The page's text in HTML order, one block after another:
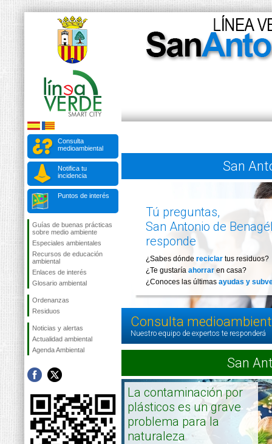
Consulta
medioambiental
Notifica tu
incidencia
Puntos de interés
Guías de buenas prácticas
sobre medio ambiente
Especiales ambientales
Recursos de educación
ambiental
Enlaces de interés
Glosario ambiental
Ordenanzas
Residuos
Noticias y alertas
Actualidad ambiental
Agenda Ambiental
San
Tú preguntas,
San Antonio de
responde
¿Sabes dónde reciclar tus residuos?
¿Te gustaría ahorrar en casa?
¿Conoces las últimas ayudas y
Consulta
Nuestro equipo de expertos te responderá
San
La contaminación por
plásticos es un grave
problema para la
naturaleza